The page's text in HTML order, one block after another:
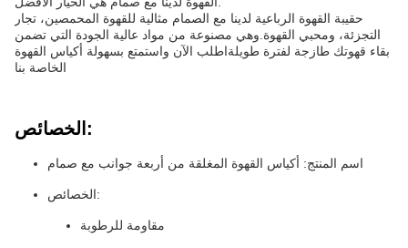
حقيبة القهوة الرباعية لدينا مع الصمام مثالية للقهوة المحمصين، تجار
التجزئة، ومحبي القهوة.وهي مصنوعة من مواد عالية الجودة التي تضمن
بقاء قهوتك طازجة لفترة طويلةاطلب الآن واستمتع بسهولة أكياس القهوة
الخاصة بنا
الخصائص:
اسم المنتج: أكياس القهوة المغلقة من أربعة جوانب مع صمام
الخصائص:
مقاومة للرطوبة